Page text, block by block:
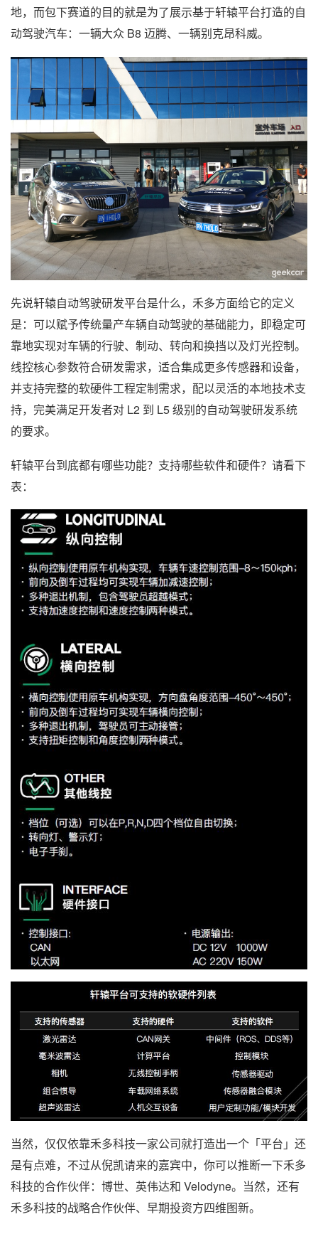
地，而包下赛道的目的就是为了展示基于轩辕平台打造的自
动驾驶汽车：一辆大众 B8 迈腾、一辆别克昂科威。
先说轩辕自动驾驶研发平台是什么，禾多方面给它的定义
是：可以赋予传统量产车辆自动驾驶的基础能力，即稳定可
靠地实现对车辆的行驶、制动、转向和换挡以及灯光控制。
线控核心参数符合研发需求，适合集成更多传感器和设备，
并支持完整的软硬件工程定制需求，配以灵活的本地技术支
持，完美满足开发者对 L2 到 L5 级别的自动驾驶研发系统
的要求。
轩辕平台到底都有哪些功能？支持哪些软件和硬件？请看下
表：
当然，仅仅依靠禾多科技一家公司就打造出一个「平台」还
是有点难，不过从倪凯请来的嘉宾中，你可以推断一下禾多
科技的合作伙伴：博世、英伟达和 Velodyne。当然，还有
禾多科技的战略合作伙伴、早期投资方四维图新。